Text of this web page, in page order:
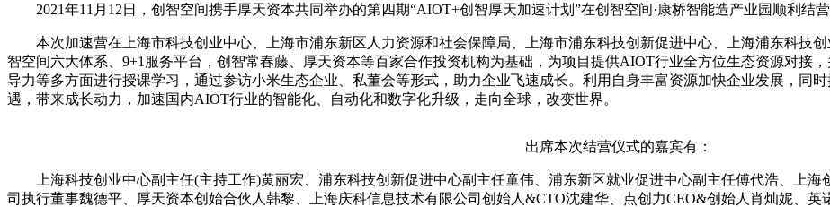
​2021年11月12日，创智空间携手厚天资本共同举办的第四期“AIOT+创智厚天加速计划”在创智空间·康桥智能造产业园顺利结营
本次加速营在上海市科技创业中心、上海市浦东新区人力资源和社会保障局、上海市浦东科技创新促进中心、上海浦东科技创
智空间六大体系、9+1服务平台，创智常春藤、厚天资本等百家合作投资机构为基础，为项目提供AIOT行业全方位生态资源对接
导力等多方面进行授课学习，通过参访小米生态企业、私董会等形式，助力企业飞速成长。利用自身丰富资源加快企业发展，同
遇，带来成长动力，加速国内AIOT行业的智能化、自动化和数字化升级，走向全球，改变世界。
出席本次结营仪式的嘉宾有：
上海科技创业中心副主任(主持工作)黄丽宏、浦东科技创新促进中心副主任童伟、浦东新区就业促进中心副主任傅代浩、上海
司执行董事魏德平、厚天资本创始合伙人韩黎、上海庆科信息技术有限公司创始人&CTO沈建华、点创力CEO&创始人肖灿妮、